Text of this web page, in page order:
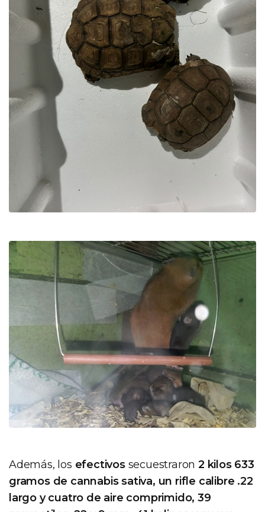
Además, los efectivossecuestraron2 kilos 633
gramos de cannabis sativa, un rifle calibre .22
largo y cuatro de aire comprimido, 39